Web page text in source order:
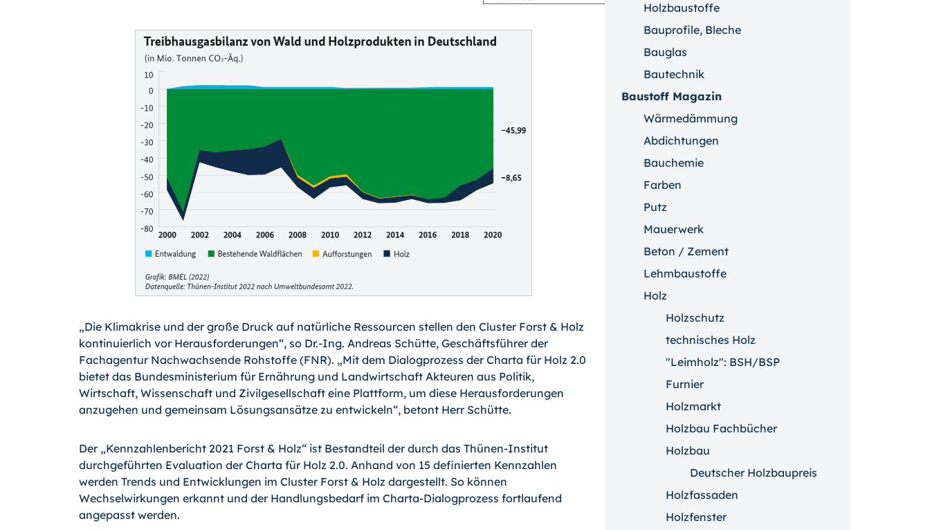
„Die Klimakrise und der große Druck auf natürliche Ressourcen stellen den Cluster Forst & Holz
kontinuierlich vor Herausforderungen“, so Dr.-Ing. Andreas Schütte, Geschäftsführer der
Fachagentur Nachwachsende Rohstoffe (FNR). „Mit dem Dialogprozess der Charta für Holz 2.0
bietet das Bundesministerium für Ernährung und Landwirtschaft Akteuren aus Politik,
Wirtschaft, Wissenschaft und Zivilgesellschaft eine Plattform, um diese Herausforderungen
anzugehen und gemeinsam Lösungsansätze zu entwickeln“, betont Herr Schütte.
Der „Kennzahlenbericht 2021 Forst & Holz“ ist Bestandteil der durch das Thünen-In­sti­tut
durchgeführten Evaluation der Charta für Holz 2.0. Anhand von 15 definierten Kennzahlen
werden Trends und Entwicklungen im Cluster Forst & Holz dargestellt. So können
Wechselwirkungen erkannt und der Handlungsbedarf im Charta-Dialogprozess fortlaufend
angepasst werden.
Holzbaustoffe
Bauprofile, Bleche
Bauglas
Bautechnik
Baustoff Magazin
Wärmedämmung
Abdichtungen
Bauchemie
Farben
Putz
Mauerwerk
Beton / Zement
Lehmbaustoffe
Holz
Holzschutz
technisches Holz
"Leimholz": BSH/BSP
Furnier
Holzmarkt
Holzbau Fachbücher
Holzbau
Deutscher Holzbaupreis
Holzfassaden
Holzfenster